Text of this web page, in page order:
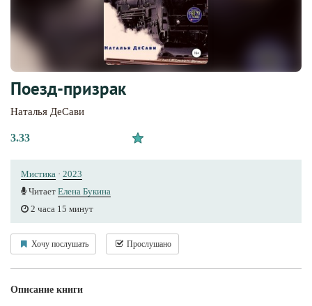
Поезд-призрак
Наталья ДеСави
3.33
Мистика · 2023
Читает Елена Букина
2 часа 15 минут
Хочу послушать Прослушано
Описание книги